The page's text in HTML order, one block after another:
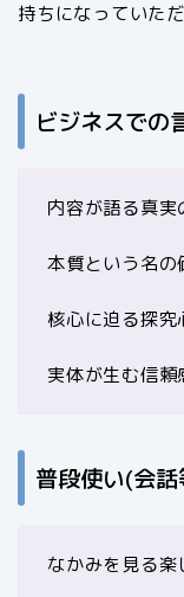
持ちになっていた
ビジネスでの
内容が語る真実
本質という名の
核心に迫る探究
実体が生む信頼
普段使い(会
なかみを見る楽